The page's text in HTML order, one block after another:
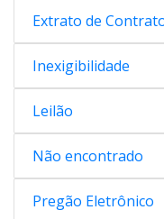
Extrato de
Inexigibilidade
Leilão
Não encontrado
Pregão Eletrônico